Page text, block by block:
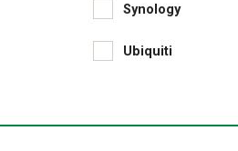
Synology
Ubiquiti